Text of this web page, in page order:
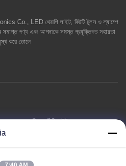
Co., LED থেরাপি লাইট, বিউটি টুলস ও ল্যাম্পে
সমাপ্ত পণ্য এবং আপনাকে সমস্ত প্রযুক্তিগত সহায়তা
করে তোলে
গোপনীয়তা নীতিসাইট ম্যাপ